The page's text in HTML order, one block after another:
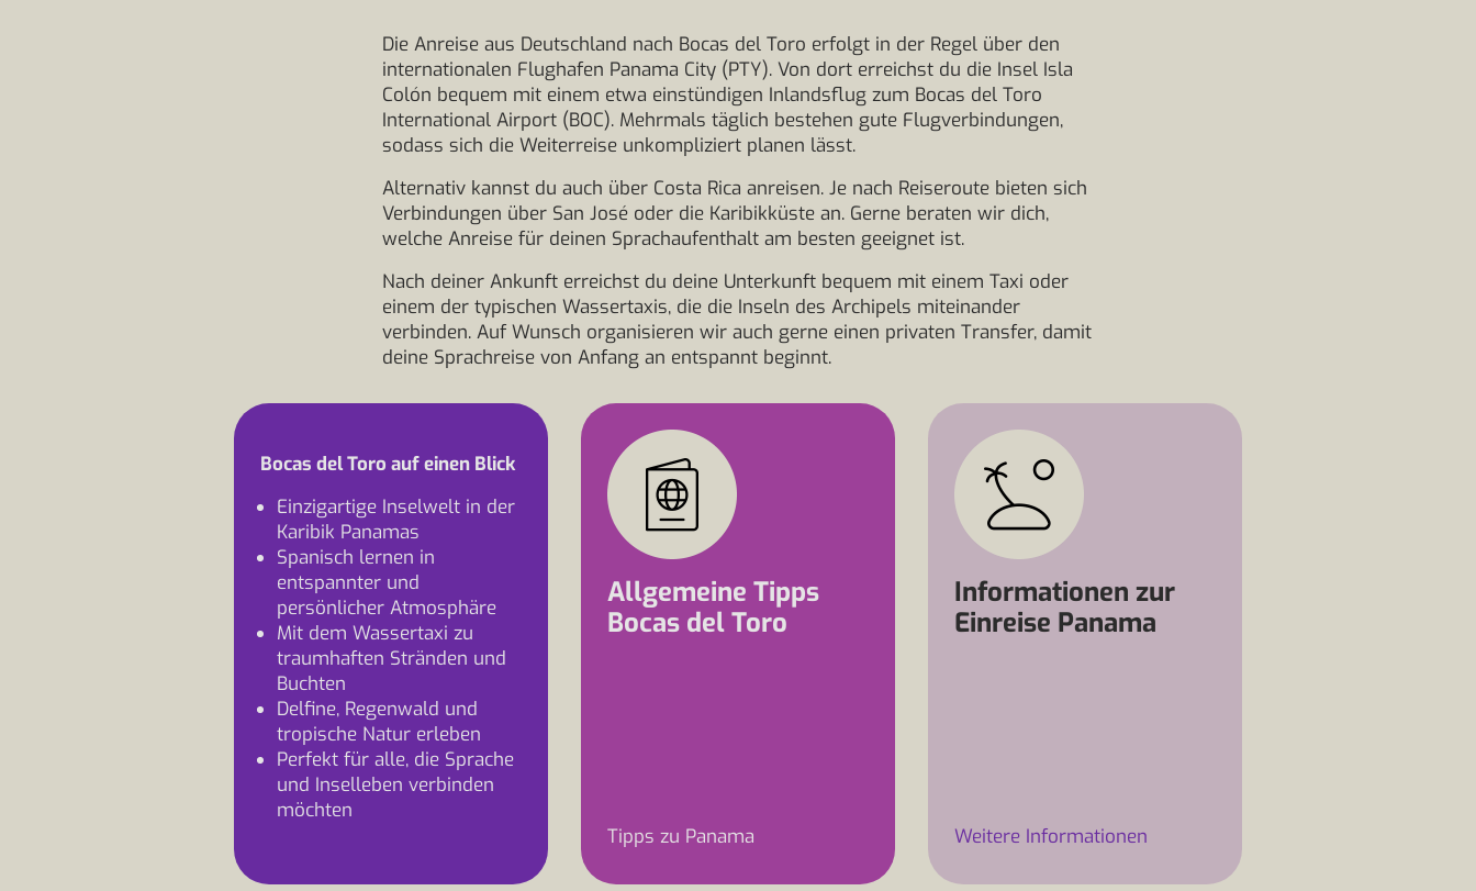
Die Anreise aus Deutschland nach Bocas del Toro erfolgt in der Regel über den
internationalen Flughafen Panama City (PTY). Von dort erreichst du die Insel Isla
Colón bequem mit einem etwa einstündigen Inlandsflug zum Bocas del Toro
International Airport (BOC). Mehrmals täglich bestehen gute Flugverbindungen,
sodass sich die Weiterreise unkompliziert planen lässt.
Alternativ kannst du auch über Costa Rica anreisen. Je nach Reiseroute bieten sich
Verbindungen über San José oder die Karibikküste an. Gerne beraten wir dich,
welche Anreise für deinen Sprachaufenthalt am besten geeignet ist.
Nach deiner Ankunft erreichst du deine Unterkunft bequem mit einem Taxi oder
einem der typischen Wassertaxis, die die Inseln des Archipels miteinander
verbinden. Auf Wunsch organisieren wir auch gerne einen privaten Transfer, damit
deine Sprachreise von Anfang an entspannt beginnt.
Bocas del Toro auf einen Blick
Einzigartige Inselwelt in der
Karibik Panamas
Spanisch lernen in
entspannter und
persönlicher Atmosphäre
Mit dem Wassertaxi zu
traumhaften Stränden und
Buchten
Delfine, Regenwald und
tropische Natur erleben
Perfekt für alle, die Sprache
und Inselleben verbinden
möchten
Allgemeine Tipps
Bocas del Toro
Tipps zu Panama
Informationen zur
Einreise Panama
Weitere Informationen